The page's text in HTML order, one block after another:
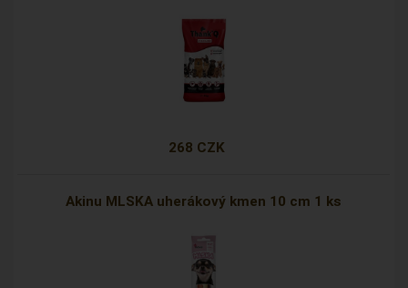
268 CZK
Akinu MLSKA uherákový kmen 10 cm 1 ks